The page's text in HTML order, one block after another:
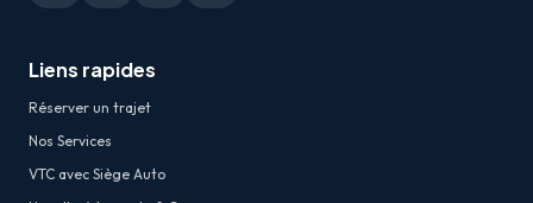
Liens rapides
Réserver un trajet
Nos Services
VTC avec Siège Auto